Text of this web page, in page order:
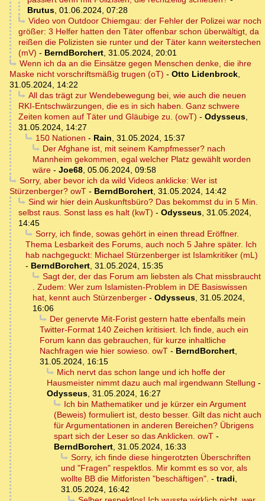
Brutus, 01.06.2024, 07:28
Video von Outdoor Chiemgau: der Fehler der Polizei war noch
größer: 3 Helfer hatten den Täter offenbar schon überwältigt, da
reißen die Polizisten sie runter und der Täter kann weiterstechen
(mV) - BerndBorchert, 31.05.2024, 20:01
Wenn ich da an die Einsätze gegen Menschen denke, die ihre
Maske nicht vorschriftsmäßig trugen (oT) - Otto Lidenbrock,
31.05.2024, 14:22
All das trägt zur Wendebewegung bei, wie auch die neuen
RKI-Entschwärzungen, die es in sich haben. Ganz schwere
Zeiten komen auf Täter und Gläubige zu. (owT) - Odysseus,
31.05.2024, 14:27
150 Nationen - Rain, 31.05.2024, 15:37
Der Afghane ist, mit seinem Kampfmesser? nach
Mannheim gekommen, egal welcher Platz gewählt worden
wäre - Joe68, 05.06.2024, 09:58
Sorry, aber bevor ich da wild Videos anklicke: Wer ist
Stürzenberger? owT - BerndBorchert, 31.05.2024, 14:42
Sind wir hier dein Auskunftsbüro? Das bekommst du in 5 Min.
selbst raus. Sonst lass es halt (kwT) - Odysseus, 31.05.2024,
14:45
Sorry, ich finde, sowas gehört in einen thread Eröffner.
Thema Lesbarkeit des Forums, auch noch 5 Jahre später. Ich
hab nachgeguckt: Michael Stürzenberger ist Islamkritiker (mL)
- BerndBorchert, 31.05.2024, 15:35
Sagt der, der das Forum am liebsten als Chat missbraucht
. Zudem: Wer zum Islamisten-Problem in DE Basiswissen
hat, kennt auch Stürzenberger - Odysseus, 31.05.2024,
16:06
Der genervte Mit-Forist gestern hatte ebenfalls mein
Twitter-Format 140 Zeichen kritisiert. Ich finde, auch ein
Forum kann das gebrauchen, für kurze inhaltliche
Nachfragen wie hier sowieso. owT - BerndBorchert,
31.05.2024, 16:15
Mich nervt das schon lange und ich hoffe der
Hausmeister nimmt dazu auch mal irgendwann Stellung -
Odysseus, 31.05.2024, 16:27
Ich bin Mathematiker und je kürzer ein Argument
(Beweis) formuliert ist, desto besser. Gilt das nicht auch
für Argumentationen in anderen Bereichen? Übrigens
spart sich der Leser so das Anklicken. owT -
BerndBorchert, 31.05.2024, 16:33
Sorry, ich finde diese hingerotzten Überschriften
und "Fragen" respektlos. Mir kommt es so vor, als
wollte BB die Mitforisten "beschäftigen". - tradi,
31.05.2024, 16:42